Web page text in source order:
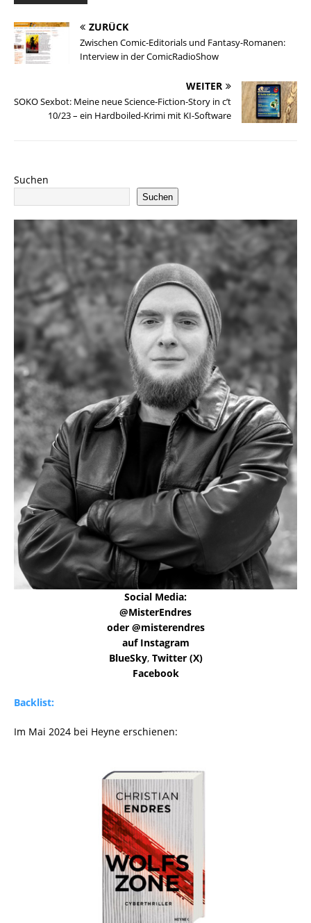
ZURÜCK
Zwischen Comic-Editorials und Fantasy-Romanen:
Interview in der ComicRadioShow
WEITER
SOKO Sexbot: Meine neue Science-Fiction-Story in c’t
10/23 – ein Hardboiled-Krimi mit KI-Software
Suchen
Suchen
Social Media:
@MisterEndres
oder @misterendres
auf Instagram
BlueSky, Twitter (X)
Facebook
Backlist:
Im Mai 2024 bei Heyne erschienen: